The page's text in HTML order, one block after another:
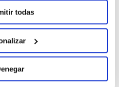
todas
como especialmente
los niveles máximos